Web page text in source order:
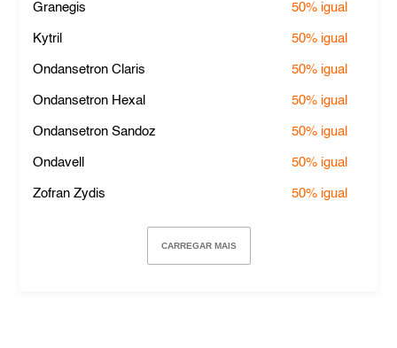
Granegis 50% igual
Kytril 50% igual
Ondansetron Claris 50% igual
Ondansetron Hexal 50% igual
Ondansetron Sandoz 50% igual
Ondavell 50% igual
Zofran Zydis 50% igual
CARREGAR MAIS